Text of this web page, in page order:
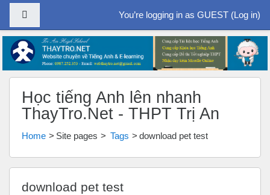
Skip to main content
You’re logging in as GUEST (Log in)
Học tiếng Anh lên nhanh
ThayTro.Net - THPT Trị An
Home Site pages Tags download pet test
download pet test